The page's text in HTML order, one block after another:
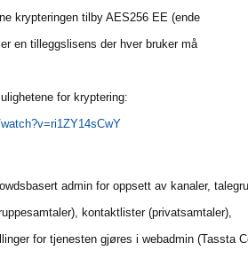
krypteringen tilby AES256 EE (ende
en tilleggslisens der hver bruker må
for kryptering:
admin for oppsett av kanaler,
kontaktlister (privatsamtaler),
for tjenesten gjøres i webadmin (Tassta